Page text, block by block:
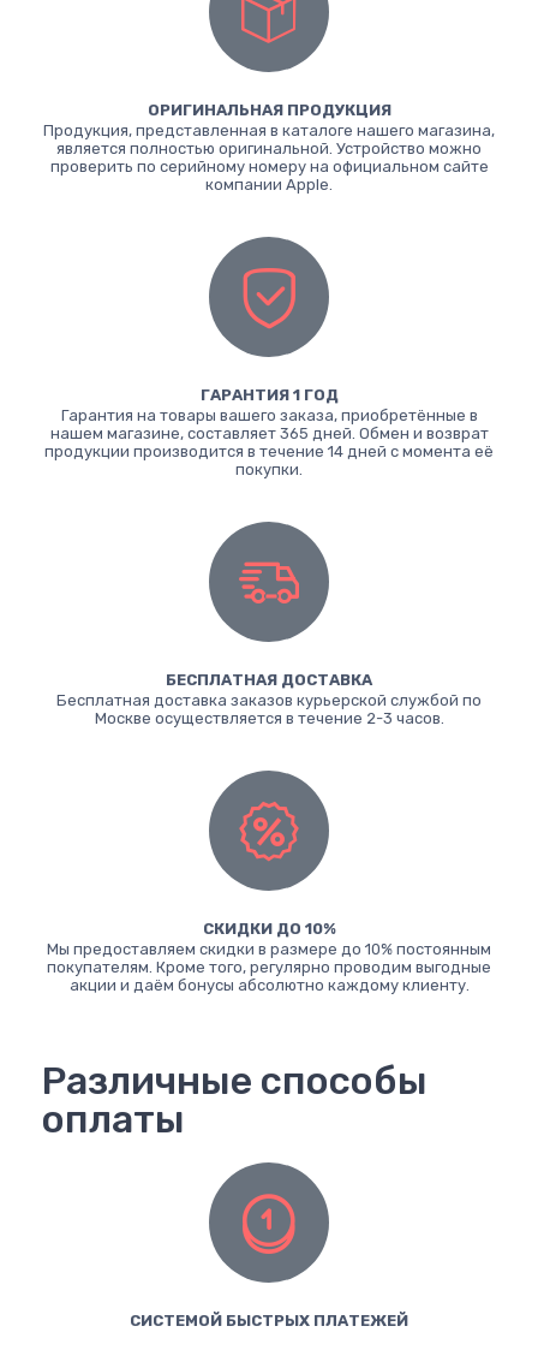
ОРИГИНАЛЬНАЯ ПРОДУКЦИЯ
Продукция, представленная в каталоге нашего магазина,
является полностью оригинальной. Устройство можно
проверить по серийному номеру на официальном сайте
компании Apple.
ГАРАНТИЯ 1 ГОД
Гарантия на товары вашего заказа, приобретённые в
нашем магазине, составляет 365 дней. Обмен и возврат
продукции производится в течение 14 дней с момента её
покупки.
БЕСПЛАТНАЯ ДОСТАВКА
Бесплатная доставка заказов курьерской службой по
Москве осуществляется в течение 2-3 часов.
СКИДКИ ДО 10%
Мы предоставляем скидки в размере до 10% постоянным
покупателям. Кроме того, регулярно проводим выгодные
акции и даём бонусы абсолютно каждому клиенту.
Различные способы
оплаты
СИСТЕМОЙ БЫСТРЫХ ПЛАТЕЖЕЙ